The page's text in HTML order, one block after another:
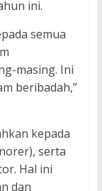
ini.
semua
masing. Ini
beribadah,”
kepada
serta
Hal ini
dan